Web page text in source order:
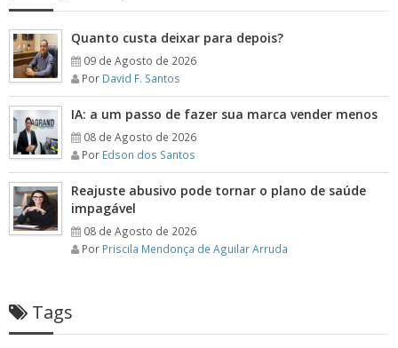
Quanto custa deixar para depois?
09 de Agosto de 2026
Por David F. Santos
IA: a um passo de fazer sua marca vender menos
08 de Agosto de 2026
Por Edson dos Santos
Reajuste abusivo pode tornar o plano de saúde
impagável
08 de Agosto de 2026
Por Priscila Mendonça de Aguilar Arruda
Tags